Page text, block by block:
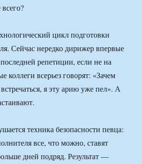
цикл подготовки
Сейчас нередко дирижер впервые
репетиции, если не на
коллеги всерьез говорят: «Зачем
я эту арию уже пел». А
техника безопасности певца:
все, что можно, ставят
дней подряд. Результат ―